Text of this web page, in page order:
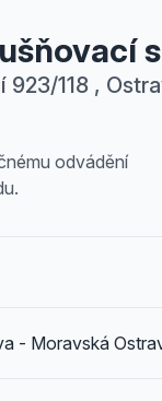
923/118 ,
odvádění
- Moravská